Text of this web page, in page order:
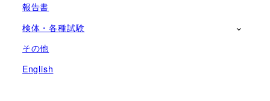
報告書
検体・各種試験
その他
English